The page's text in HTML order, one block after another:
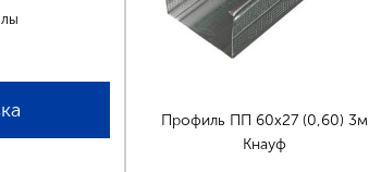
Профиль ПП 60х27 (0,60) 3м
Кнауф